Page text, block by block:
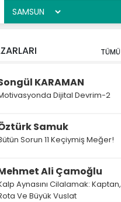
TÜMÜ
KARAMAN
Dijital Devrim-2
Samuk
Sorun 11 Keçiymiş Meğer!
Ali Çamoğlu
Aynasını Cilalamak: Kaptan,
Ve Büyük Vuslat